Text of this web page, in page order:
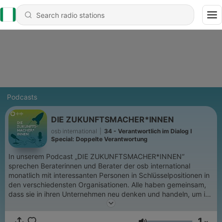
Podcasts
DIE ZUKUNFTSMACHER*INNEN
osb international
34 - Verantwortlich im Dialog I
Special: Doppelte Verantwortung
In unserem Podcast „DIE ZUKUNFTSMACHER*INNEN“
sprechen Beraterinnen und Berater der osb international
monatlich mit interessanten Personen in Schlüsselpositionen in
den verschiedensten Organisationen. Alle haben gemeinsam,
dass sie in ihren Unternehmen neu denken und handeln, um in
ihrem Verantwortungsbereich zukunftsfähig zu bleiben. Wir